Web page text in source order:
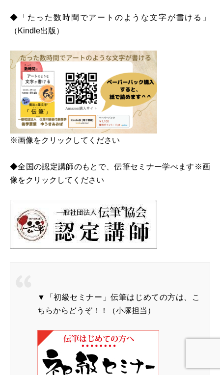
◆「たった数時間でアートのような文字が書ける」
（Kindle出版）
※画像をクリックしてください
◆全国の認定講師のもとで、伝筆セミナー学べます※画
像をクリックしてください
▼「初級セミナー」伝筆はじめての方は、こ
ちらからどうぞ！！（小塚担当）